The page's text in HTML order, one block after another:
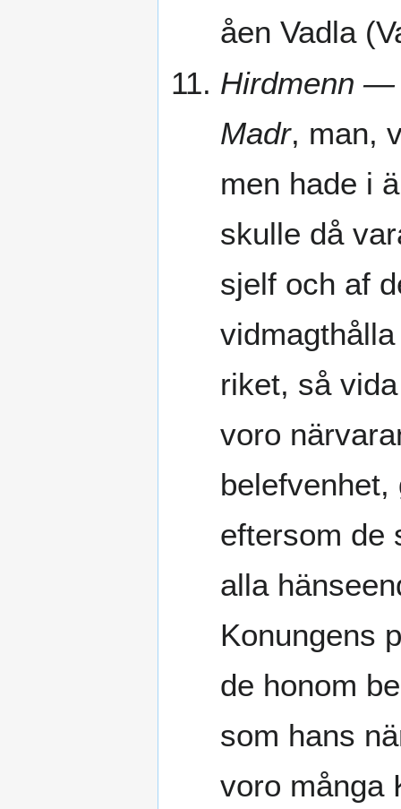
åen Vadla
Hirdmenn —
Madr, man,
men hade i
skulle då
sjelf och af
riket, så
voro
belefvenhet,
eftersom de
alla
Konungens
de honom
som hans
voro många